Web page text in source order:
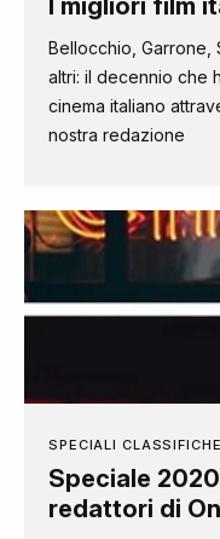
I migliori film
Bellocchio, Garrone,
altri: il decennio che
cinema italiano
nostra redazione
SPECIALI CLASSIFICHE
Speciale
redattori di